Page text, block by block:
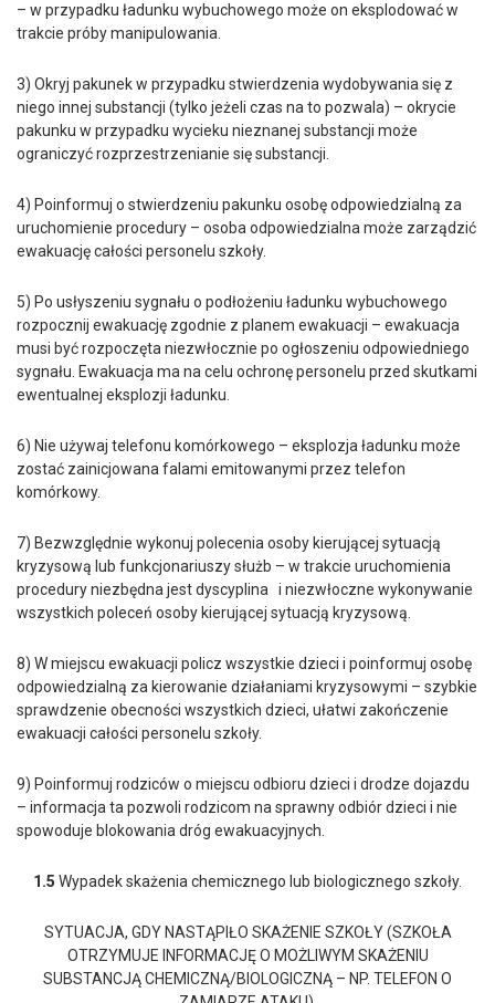
– w przypadku ładunku wybuchowego może on eksplodować w
trakcie próby manipulowania.
3) Okryj pakunek w przypadku stwierdzenia wydobywania się z
niego innej substancji (tylko jeżeli czas na to pozwala) – okrycie
pakunku w przypadku wycieku nieznanej substancji może
ograniczyć rozprzestrzenianie się substancji.
4) Poinformuj o stwierdzeniu pakunku osobę odpowiedzialną za
uruchomienie procedury – osoba odpowiedzialna może zarządzić
ewakuację całości personelu szkoły.
5) Po usłyszeniu sygnału o podłożeniu ładunku wybuchowego
rozpocznij ewakuację zgodnie z planem ewakuacji – ewakuacja
musi być rozpoczęta niezwłocznie po ogłoszeniu odpowiedniego
sygnału. Ewakuacja ma na celu ochronę personelu przed skutkami
ewentualnej eksplozji ładunku.
6) Nie używaj telefonu komórkowego – eksplozja ładunku może
zostać zainicjowana falami emitowanymi przez telefon
komórkowy.
7) Bezwzględnie wykonuj polecenia osoby kierującej sytuacją
kryzysową lub funkcjonariuszy służb – w trakcie uruchomienia
procedury niezbędna jest dyscyplina i niezwłoczne wykonywanie
wszystkich poleceń osoby kierującej sytuacją kryzysową.
8) W miejscu ewakuacji policz wszystkie dzieci i poinformuj osobę
odpowiedzialną za kierowanie działaniami kryzysowymi – szybkie
sprawdzenie obecności wszystkich dzieci, ułatwi zakończenie
ewakuacji całości personelu szkoły.
9) Poinformuj rodziców o miejscu odbioru dzieci i drodze dojazdu
– informacja ta pozwoli rodzicom na sprawny odbiór dzieci i nie
spowoduje blokowania dróg ewakuacyjnych.
1.5 Wypadek skażenia chemicznego lub biologicznego szkoły.
SYTUACJA, GDY NASTĄPIŁO SKAŻENIE SZKOŁY (SZKOŁA
OTRZYMUJE INFORMACJĘ O MOŻLIWYM SKAŻENIU
SUBSTANCJĄ CHEMICZNĄ/BIOLOGICZNĄ – NP. TELEFON O